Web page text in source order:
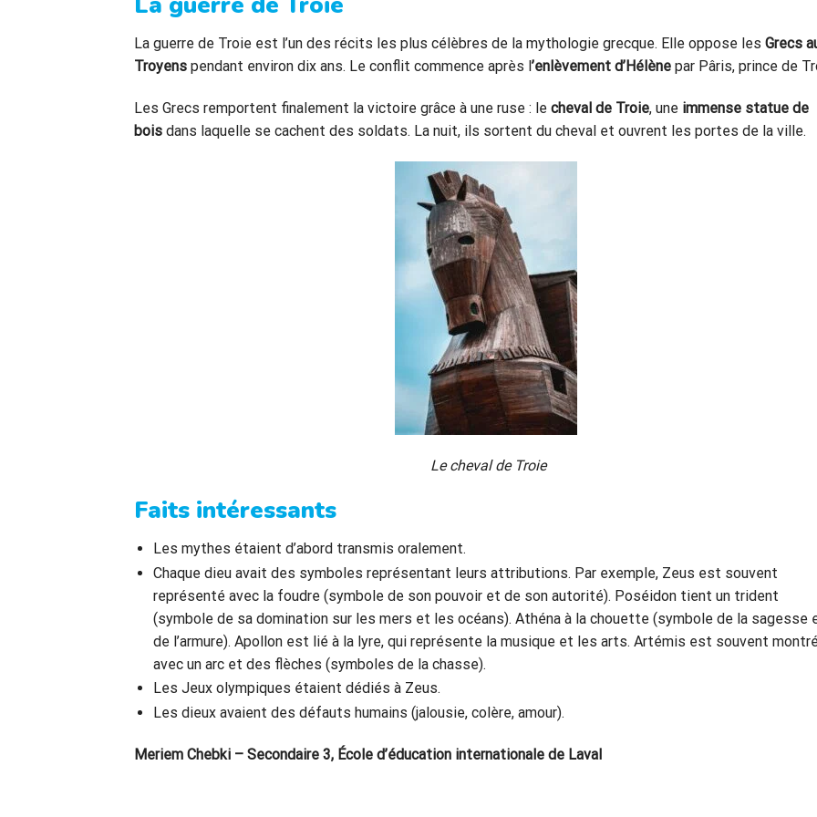
La guerre de Troie est l’un des récits les plus célèbres de la mythologie grecque. Elle oppose les Grecs
Troyens pendant environ dix ans. Le conflit commence après l ’enlèvement d’Hélène par Pâris, prince de
Les Grecs remportent finalement la victoire grâce à une ruse : le cheval de Troie, une immense statue de
bois dans laquelle se cachent des soldats. La nuit, ils sortent du cheval et ouvrent les portes de la ville.
Le cheval de Troie
Faits intéressants
Les mythes étaient d’abord transmis oralement.
Chaque dieu avait des symboles représentant leurs attributions. Par exemple, Zeus est souvent
représenté avec la foudre (symbole de son pouvoir et de son autorité). Poséidon tient un trident
(symbole de sa domination sur les mers et les océans). Athéna à la chouette (symbole de la sagesse
de l’armure). Apollon est lié à la lyre, qui représente la musique et les arts. Artémis est souvent
avec un arc et des flèches (symboles de la chasse).
Les Jeux olympiques étaient dédiés à Zeus.
Les dieux avaient des défauts humains (jalousie, colère, amour).
Meriem Chebki – Secondaire 3, École d’éducation internationale de Laval